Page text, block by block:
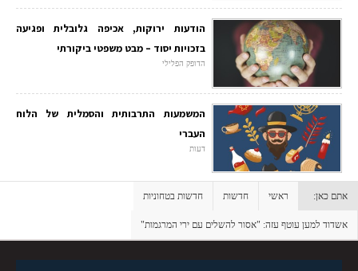
הודעות ירוקות, אכיפה גלובלית ופגיעה
בזכויות יסוד – מבט משפטי ביקורתי
הדופק הפלילי
המשמעות התרבותית והסמלית של הלוח
העברי
דעות
אתם כאן: ראשי חדשות חדשות בטחוניות
אשדוד למען עוטף עזה: "אסור להשלים עם ירי המרגמות"